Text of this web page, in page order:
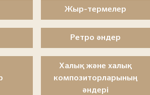
Жыр-термелер
Ретро әндер
Халық және халық
композиторларының
әндері